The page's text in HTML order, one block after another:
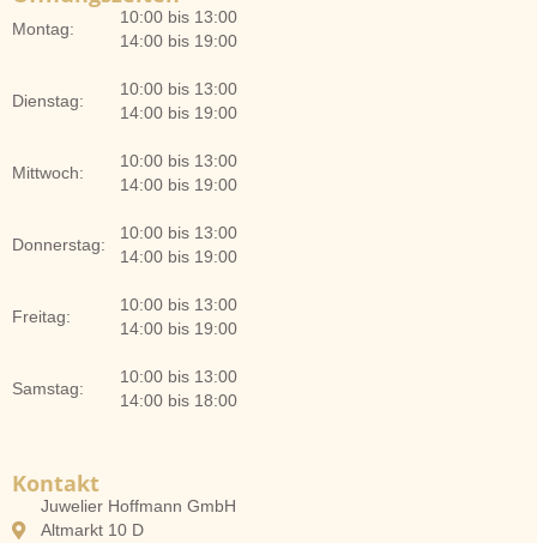
Montag:
10:00 bis 13:00
14:00 bis 19:00
Dienstag:
10:00 bis 13:00
14:00 bis 19:00
Mittwoch:
10:00 bis 13:00
14:00 bis 19:00
Donnerstag:
10:00 bis 13:00
14:00 bis 19:00
Freitag:
10:00 bis 13:00
14:00 bis 19:00
Samstag:
10:00 bis 13:00
14:00 bis 18:00
Kontakt
Juwelier Hoffmann GmbH
Altmarkt 10 D